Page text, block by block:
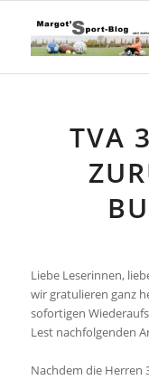
TVA
Liebe Leserinnen,
wir gratulieren ganz
sofortigen
Lest nachfolgenden
Nachdem die Herren